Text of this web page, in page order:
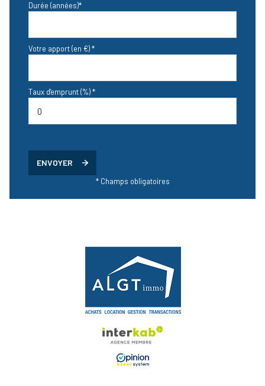
Durée (années)*
Votre apport (en €) *
Taux d'emprunt (%) *
ENVOYER
* Champs obligatoires